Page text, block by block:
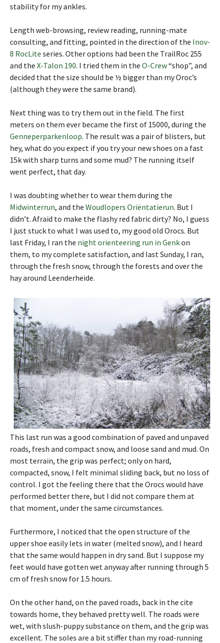
stability for my ankles.
Length web-browsing, review reading, running-mate
consulting, and fitting, pointed in the direction of the Inov-
8 RocLite series. Other options had been the TrailRoc 255
and the X-Talon 190. I tried them in the O-Crew“shop”, and
decided that the size should be ½ bigger than my Oroc’s
(although they were the same brand).
Next thing was to try them out in the field. The first
meters on them ever became the first of 15000, during the
Genneperparkenloop. The result was a pair of blisters, but
hey, what do you expect if you try your new shoes on a fast
15k with sharp turns and some mud? The running itself
went perfect, that day.
I was doubting whether to wear them during the
Midwinterrun, and the Woudlopers Oriëntatierun. But I
didn’t. Afraid to make the flashy red fabric dirty? No, I guess
I just stuck to what I was used to, my good old Orocs. But
last Friday, I ran the night orienteering run in Genkon
them, to my complete satisfaction, and last Sunday, I ran,
through the fresh snow, through the forests and over the
hay around Leenderheide.
This last run was a good combination of paved and unpaved
roads, fresh and compact snow, and loose sand and mud. On
most terrain, the grip was perfect; only on hard,
compacted, snow, I felt minimal sliding back, but no loss of
control. I got the feeling there that the Orocs would have
performed better there, but I did not compare them at
that moment, under the same circumstances.
Furthermore, I noticed that the open structure of the
upper shoe easily lets in water (melted snow), and I heard
that the same would happen in dry sand. But I suppose my
feet would have gotten wet anyway after running through 5
cm of fresh snow for 1.5 hours.
On the other hand, on the paved roads, back in the cite
towards home, they behaved pretty well. The roads were
wet, with slush-puppy substance on them, and the grip was
excellent. The soles are a bit stiffer than my road-running